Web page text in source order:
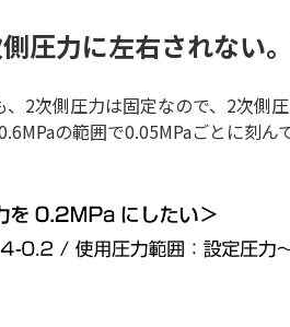
側圧力に左右されな
2次側圧力は固定なので、2次側
の範囲で0.05MPaごとに刻ん